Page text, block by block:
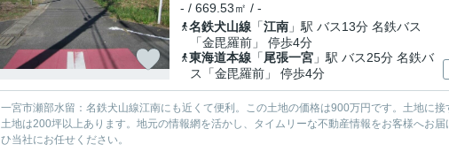
- / 669.53㎡ / -
名鉄犬山線 「江南 」駅 バス13分 名鉄バス
「金毘羅前」 停歩4分
東海道本線 「尾張一宮 」駅 バス25分 名鉄バ
ス「金毘羅前」 停歩4分
一宮市瀬部水留：名鉄犬山線江南にも近くて便利。この土地の価格は900万円です。土地に
土地は200坪以上あります。地元の情報網を活かし、タイムリーな不動産情報をお客様へお
ひ当社にお任せください。